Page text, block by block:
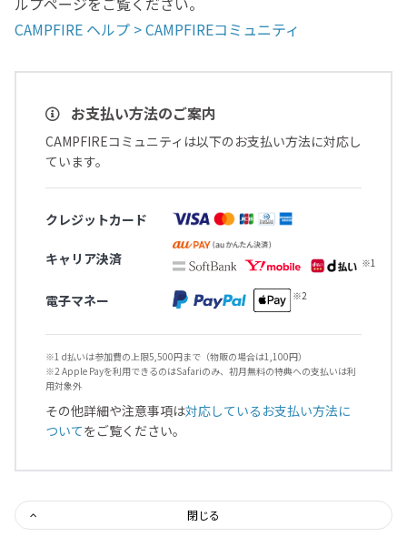
CAMPFIRE ヘルプ > CAMPFIREコミュニティ
お支払い方法のご案内
CAMPFIREコミュニティは以下のお支払い方法に対応し
ています。
クレジットカード
キャリア決済
電子マネー
※1 d払いは参加費の上限5,500円まで（物販の場合は1,100円）
※2 Apple Payを利用できるのはSafariのみ、初月無料の特典への支払いは利
用対象外
その他詳細や注意事項は対応しているお支払い方法に
ついてをご覧ください。
閉じる